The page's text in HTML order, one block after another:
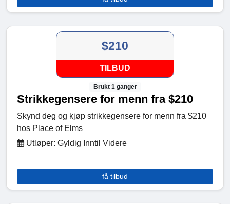
$210
TILBUD
Brukt 1 ganger
Strikkegensere for menn fra $210
Skynd deg og kjøp strikkegensere for menn fra $210
hos Place of Elms
Utløper: Gyldig Inntil Videre
få tilbud